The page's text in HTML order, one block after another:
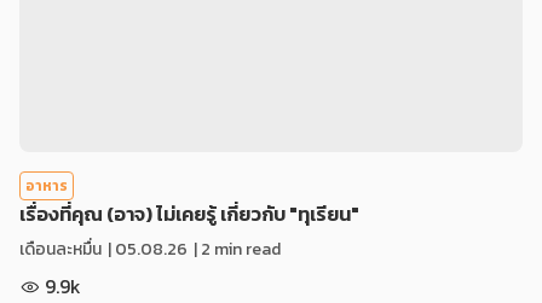
อาหาร
เรื่องที่คุณ (อาจ) ไม่เคยรู้ เกี่ยวกับ "ทุเรียน"
เดือนละหมื่น |05.08.26 | 2 min read
9.9k